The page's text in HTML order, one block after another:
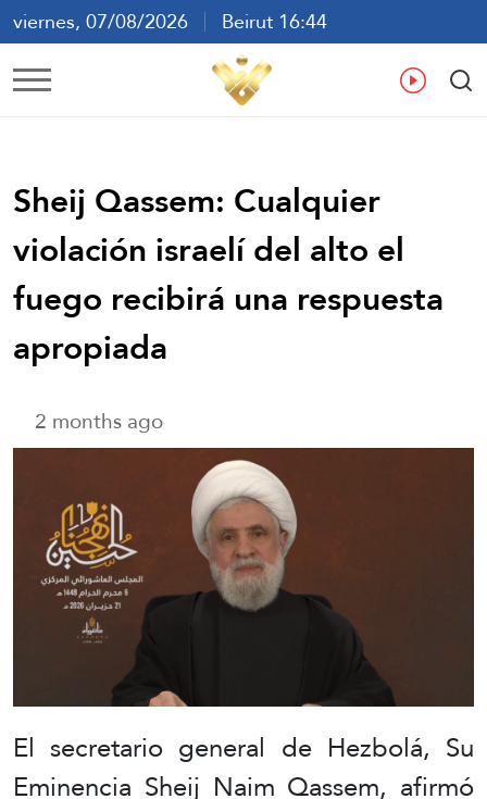
viernes, 07/08/2026
Beirut 16:44
ع En
Sheij Qassem: Cualquier
violación israelí del alto el
fuego recibirá una respuesta
apropiada
2 months ago
El secretario general de Hezbolá, Su
Eminencia Sheij Naim Qassem, afirmó